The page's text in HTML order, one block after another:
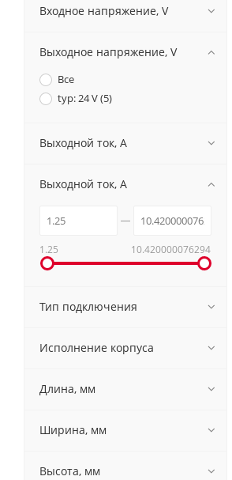
Входное напряжение, V
Выходное напряжение, V
Все
typ: 24 V (5)
Выходной ток, A
Выходной ток, A
1.25 10.420000076294
Тип подключения
Исполнение корпуса
Длина, мм
Ширина, мм
Высота, мм